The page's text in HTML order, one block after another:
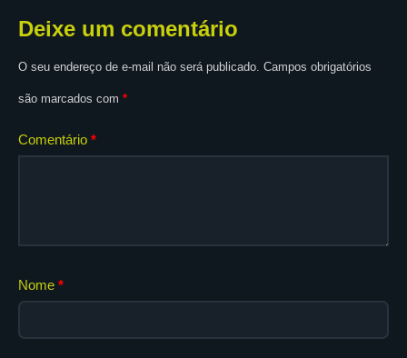
Deixe um comentário
O seu endereço de e-mail não será publicado. Campos obrigatórios
são marcados com *
Comentário *
Nome *